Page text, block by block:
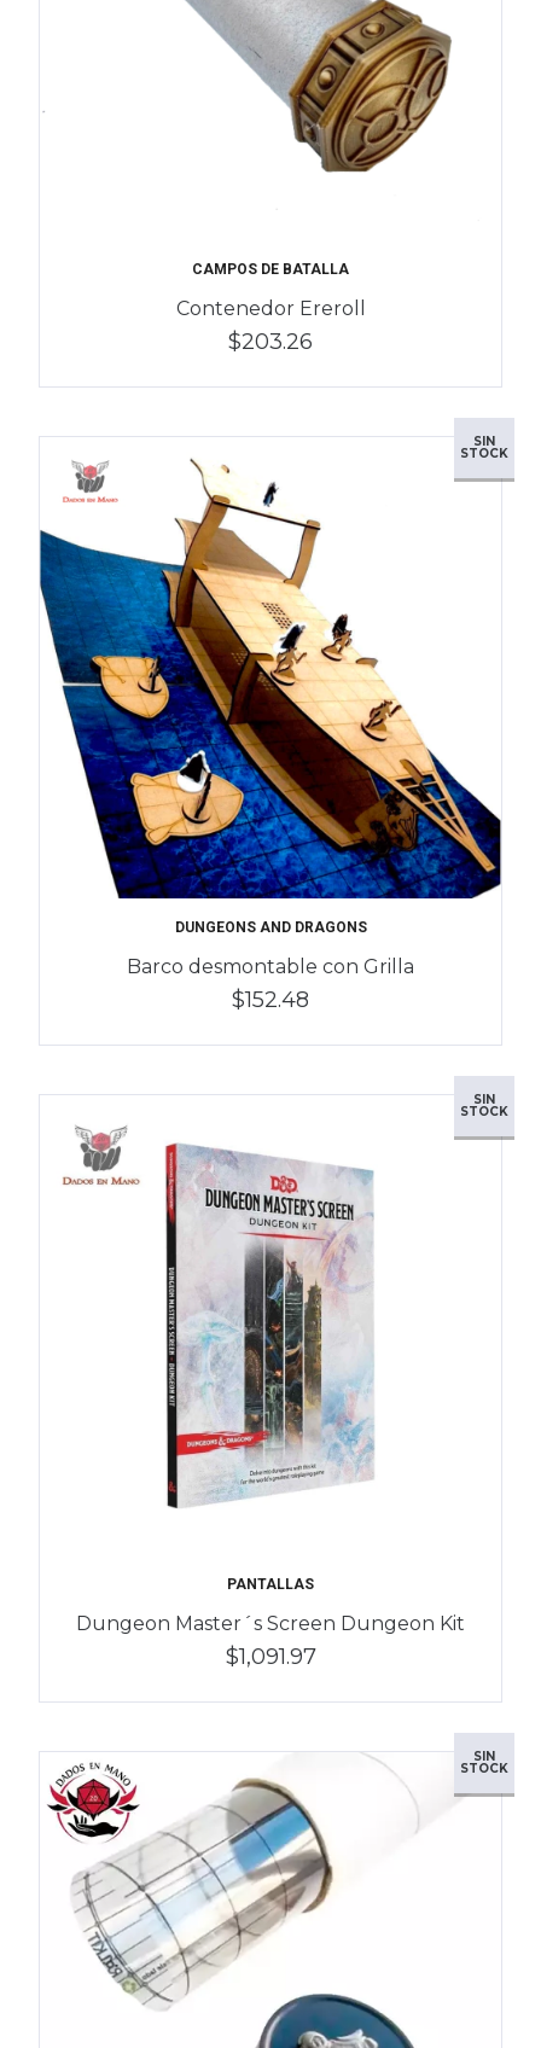
CAMPOS DE BATALLA
Contenedor Ereroll
$203.26
SIN
STOCK
DUNGEONS AND DRAGONS
Barco desmontable con Grilla
$152.48
SIN
STOCK
PANTALLAS
Dungeon Master´s Screen Dungeon Kit
$1,091.97
SIN
STOCK